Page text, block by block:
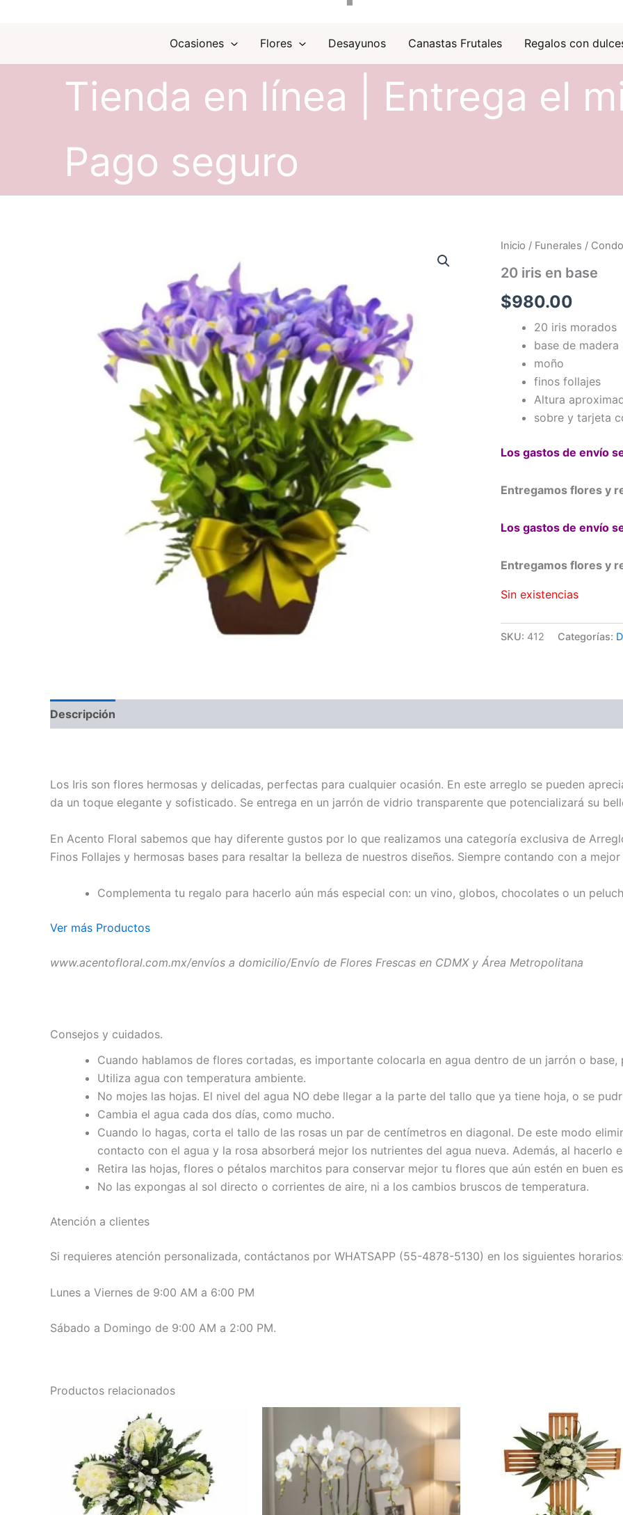
Ocasiones Flores Desayunos Canastas Frutales Regalos con
Tienda en línea | Entrega el
Pago seguro
Inicio / Funerales /
20 iris en base
$980.00
20 iris morados
base de madera
moño
finos follajes
Altura
sobre y tarjeta
Los gastos de envío
Entregamos flores y
Los gastos de envío
Entregamos flores y
Sin existencias
SKU: 412 Categorías:
Descripción
Los Iris son flores hermosas y delicadas, perfectas para cualquier ocasión. En este arreglo se pueden
da un toque elegante y sofisticado. Se entrega en un jarrón de vidrio transparente que potencializará su
En Acento Floral sabemos que hay diferente gustos por lo que realizamos una categoría exclusiva de
Finos Follajes y hermosas bases para resaltar la belleza de nuestros diseños. Siempre contando con a
Complementa tu regalo para hacerlo aún más especial con: un vino, globos, chocolates o un
Ver más Productos
www.acentofloral.com.mx/envíos a domicilio/Envío de Flores Frescas en CDMX y Área Metropolitana
Consejos y cuidados.
Cuando hablamos de flores cortadas, es importante colocarla en agua dentro de un jarrón o
Utiliza agua con temperatura ambiente.
No mojes las hojas. El nivel del agua NO debe llegar a la parte del tallo que ya tiene hoja, o se
Cambia el agua cada dos días, como mucho.
Cuando lo hagas, corta el tallo de las rosas un par de centímetros en diagonal. De este modo
contacto con el agua y la rosa absorberá mejor los nutrientes del agua nueva. Además, al hacerlo
Retira las hojas, flores o pétalos marchitos para conservar mejor tu flores que aún estén en buen
No las expongas al sol directo o corrientes de aire, ni a los cambios bruscos de temperatura.
Atención a clientes
Si requieres atención personalizada, contáctanos por WHATSAPP (55-4878-5130) en los siguientes
Lunes a Viernes de 9:00 AM a 6:00 PM
Sábado a Domingo de 9:00 AM a 2:00 PM.
Productos relacionados